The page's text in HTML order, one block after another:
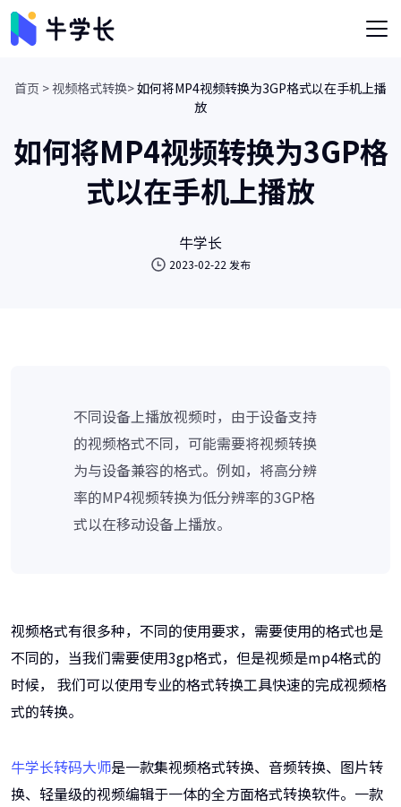
首页 >视频格式转换>如何将MP4视频转换为3GP格式以在手机上播
放
如何将MP4视频转换为3GP格
式以在手机上播放
牛学长
2023-02-22 发布
不同设备上播放视频时，由于设备支持
的视频格式不同，可能需要将视频转换
为与设备兼容的格式。例如，将高分辨
率的MP4视频转换为低分辨率的3GP格
式以在移动设备上播放。
视频格式有很多种，不同的使用要求，需要使用的格式也是
不同的，当我们需要使用3gp格式，但是视频是mp4格式的
时候， 我们可以使用专业的格式转换工具快速的完成视频格
式的转换。
牛学长转码大师是一款集视频格式转换、音频转换、图片转
换、轻量级的视频编辑于一体的全方面格式转换软件。一款